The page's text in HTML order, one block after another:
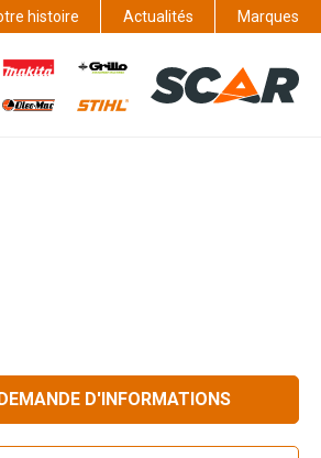
histoire Actualités Marques
D'INFORMATIONS